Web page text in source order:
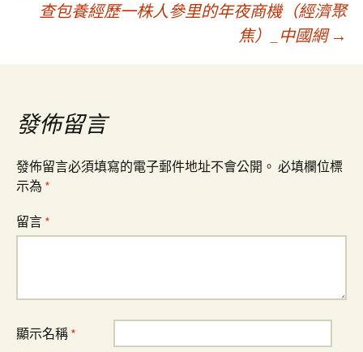
導
覽
查包養經歷一株人參里的年夜商機（經濟聚
焦）_中國網 →
發佈留言
發佈留言必須填寫的電子郵件地址不會公開。 必填欄位標
示為 *
留言 *
顯示名稱 *